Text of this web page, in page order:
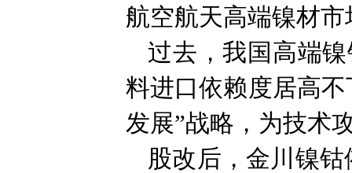
航空航天高端镍材
过去，我国高端
料进口依赖度居高
发展”战略，为技术
股改后，金川镍